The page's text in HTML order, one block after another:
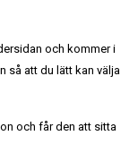
och kommer i
så att du lätt kan välja
och får den att sitta